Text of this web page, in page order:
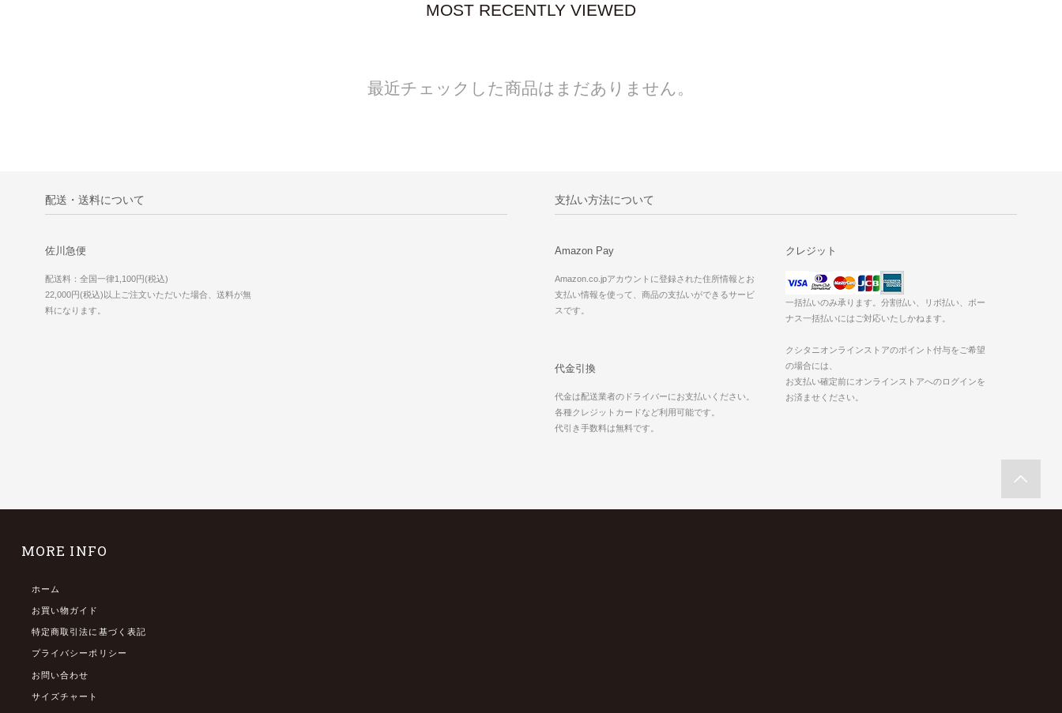
MOST RECENTLY VIEWED
最近チェックした商品はまだありません。
配送・送料について
佐川急便
配送料：全国一律1,100円(税込)
22,000円(税込)以上ご注文いただいた場合、送料が無
料になります。
支払い方法について
Amazon Pay
Amazon.co.jpアカウントに登録された住所情報とお
支払い情報を使って、商品の支払いができるサービ
スです。
クレジット
一括払いのみ承ります。分割払い、リボ払い、ボー
ナス一括払いにはご対応いたしかねます。
クシタニオンラインストアのポイント付与をご希望
の場合には、
お支払い確定前にオンラインストアへのログインを
お済ませください。
代金引換
代金は配送業者のドライバーにお支払いください。
各種クレジットカードなど利用可能です。
代引き手数料は無料です。
MORE INFO
ホーム
お買い物ガイド
特定商取引法に基づく表記
プライバシーポリシー
お問い合わせ
サイズチャート